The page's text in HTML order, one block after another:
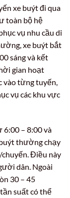
xe buýt đi qua
toàn bộ hệ
vụ nhu cầu di
xe buýt bắt
sáng và kết
gian hoạt
vào từng tuyến,
vụ các khu vực
6:00 – 8:00 và
thường chạy
Điều này
dân. Ngoài
30 – 45
suất có thể